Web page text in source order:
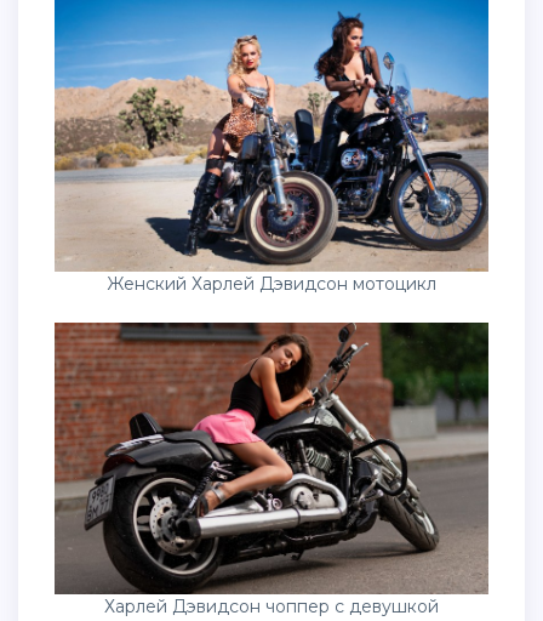
Женский Харлей Дэвидсон мотоцикл
Харлей Дэвидсон чоппер с девушкой